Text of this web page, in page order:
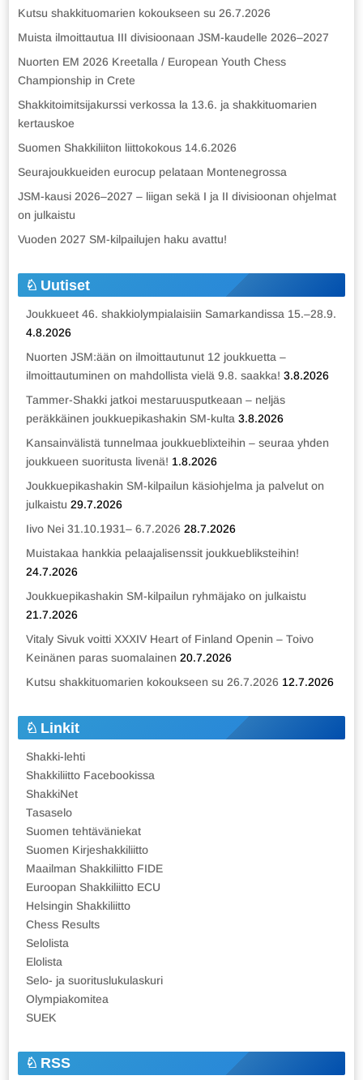
Kutsu shakkituomarien kokoukseen su 26.7.2026
Muista ilmoittautua III divisioonaan JSM-kaudelle 2026–2027
Nuorten EM 2026 Kreetalla / European Youth Chess
Championship in Crete
Shakkitoimitsijakurssi verkossa la 13.6. ja shakkituomarien
kertauskoe
Suomen Shakkiliiton liittokokous 14.6.2026
Seurajoukkueiden eurocup pelataan Montenegrossa
JSM-kausi 2026–2027 – liigan sekä I ja II divisioonan ohjelmat
on julkaistu
Vuoden 2027 SM-kilpailujen haku avattu!
Uutiset
Joukkueet 46. shakkiolympialaisiin Samarkandissa 15.–28.9.
4.8.2026
Nuorten JSM:ään on ilmoittautunut 12 joukkuetta –
ilmoittautuminen on mahdollista vielä 9.8. saakka! 3.8.2026
Tammer-Shakki jatkoi mestaruusputkeaan – neljäs
peräkkäinen joukkuepikashakin SM-kulta 3.8.2026
Kansainvälistä tunnelmaa joukkueblixteihin – seuraa yhden
joukkueen suoritusta livenä! 1.8.2026
Joukkuepikashakin SM-kilpailun käsiohjelma ja palvelut on
julkaistu 29.7.2026
Iivo Nei 31.10.1931– 6.7.2026 28.7.2026
Muistakaa hankkia pelaajalisenssit joukkuebliksteihin!
24.7.2026
Joukkuepikashakin SM-kilpailun ryhmäjako on julkaistu
21.7.2026
Vitaly Sivuk voitti XXXIV Heart of Finland Openin – Toivo
Keinänen paras suomalainen 20.7.2026
Kutsu shakkituomarien kokoukseen su 26.7.2026 12.7.2026
Linkit
Shakki-lehti
Shakkiliitto Facebookissa
ShakkiNet
Tasaselo
Suomen tehtäväniekat
Suomen Kirjeshakkiliitto
Maailman Shakkiliitto FIDE
Euroopan Shakkiliitto ECU
Helsingin Shakkiliitto
Chess Results
Selolista
Elolista
Selo- ja suorituslukulaskuri
Olympiakomitea
SUEK
RSS